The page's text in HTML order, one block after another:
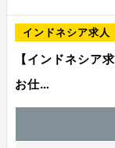
インドネシア求人
【インドネシア
お仕…